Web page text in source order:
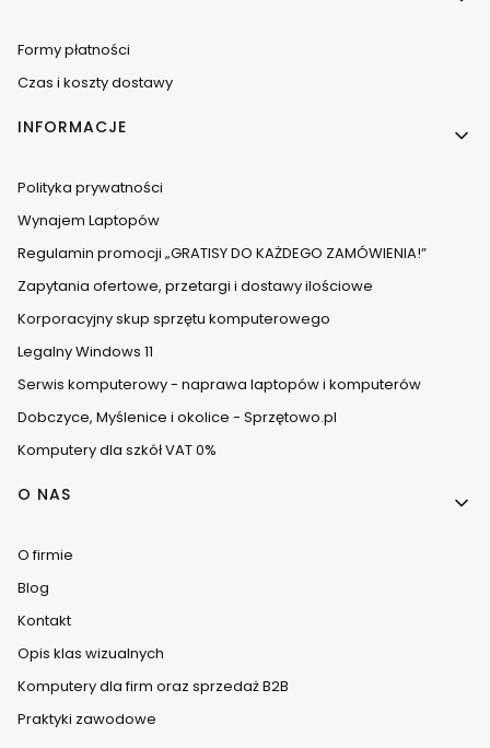
Formy płatności
Czas i koszty dostawy
INFORMACJE
Polityka prywatności
Wynajem Laptopów
Regulamin promocji „GRATISY DO KAŻDEGO ZAMÓWIENIA!”
Zapytania ofertowe, przetargi i dostawy ilościowe
Korporacyjny skup sprzętu komputerowego
Legalny Windows 11
Serwis komputerowy - naprawa laptopów i komputerów
Dobczyce, Myślenice i okolice - Sprzętowo.pl
Komputery dla szkół VAT 0%
O NAS
O firmie
Blog
Kontakt
Opis klas wizualnych
Komputery dla firm oraz sprzedaż B2B
Praktyki zawodowe